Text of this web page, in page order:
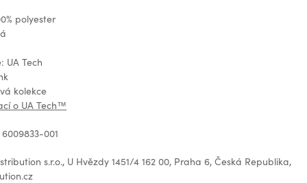
polyester
UA Tech
kolekce
o UA Tech™
001
s.r.o., U Hvězdy 1451/4 162 00, Praha 6, Česká Republika,